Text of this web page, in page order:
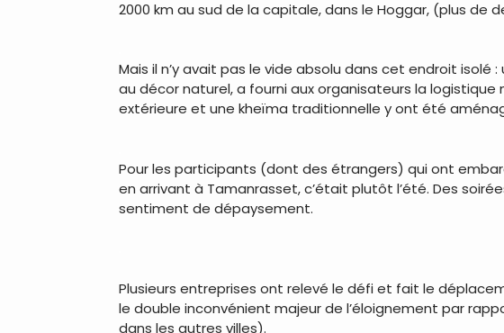
2000 km au sud de la capitale, dans le Hoggar, (plus de
Mais il n’y avait pas le vide absolu dans cet endroit
au décor naturel, a fourni aux organisateurs la
extérieure et une kheïma traditionnelle y ont été
Pour les participants (dont des étrangers) qui ont
en arrivant à Tamanrasset, c’était plutôt l’été. Des
sentiment de dépaysement.
Plusieurs entreprises ont relevé le défi et fait le
le double inconvénient majeur de l’éloignement par
dans les autres villes).